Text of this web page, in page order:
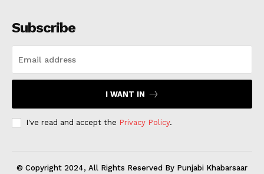
Subscribe
I WANT IN
I've read and accept the Privacy Policy.
© Copyright 2024, All Rights Reserved By Punjabi Khabarsaar